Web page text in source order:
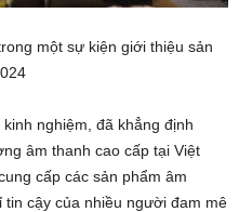
một sự kiện giới thiệu sản
nghiệm, đã khẳng định
âm thanh cao cấp tại Việt
cấp các sản phẩm âm
cậy của nhiều người đam mê